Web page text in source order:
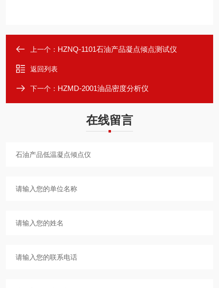
上一个： HZNQ-1101石油产品凝点倾点测试仪
返回列表
下一个： HZMD-2001油品密度分析仪
在线留言